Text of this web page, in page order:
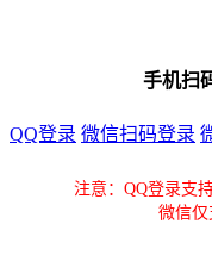
手机扫
QQ登录 微信扫码登录
注意：QQ登录支
微信